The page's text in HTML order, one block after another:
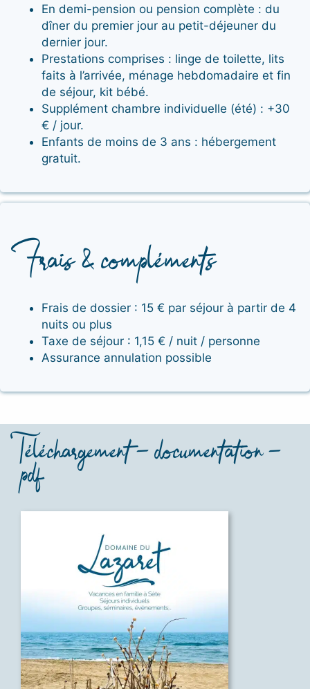
En demi-pension ou pension complète : du
dîner du premier jour au petit-déjeuner du
dernier jour.
Prestations comprises : linge de toilette, lits
faits à l’arrivée, ménage hebdomadaire et fin
de séjour, kit bébé.
Supplément chambre individuelle (été) : +30
€ / jour.
Enfants de moins de 3 ans : hébergement
gratuit.
Frais & compléments
Frais de dossier : 15 € par séjour à partir de 4
nuits ou plus
Taxe de séjour : 1,15 € / nuit / personne
Assurance annulation possible
Téléchargement – documentation –
pdf